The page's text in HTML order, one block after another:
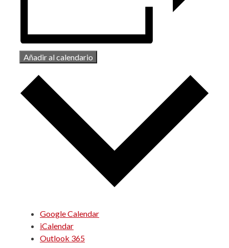
Añadir al calendario
Google Calendar
iCalendar
Outlook 365